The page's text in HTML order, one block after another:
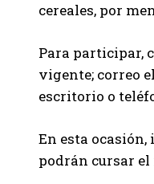
cereales, por
Para participar,
vigente; correo
escritorio o
En esta
podrán cursar el